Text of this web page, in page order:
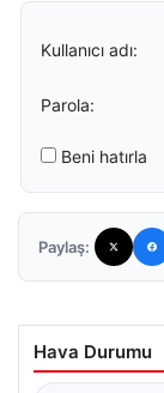
Kullanıcı adı:
Parola:
Beni hatırla
Paylaş:
Hava Durumu